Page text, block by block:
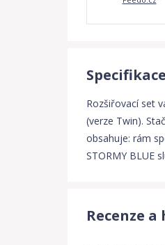
Rozšiřovací set
(verze Twin).
obsahuje: rám
STORMY BLUE
Recenze